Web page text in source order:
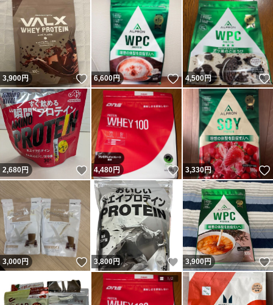
3,900円 いいね！
6,600円 いいね！
4,500円
2,680円 いいね！
4,480円 いいね！
3,330円
3,000円 いいね！
3,800円 いいね！
3,900円